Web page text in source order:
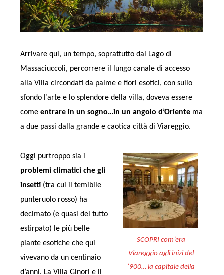
Arrivare qui, un tempo, soprattutto dal Lago di
Massaciuccoli, percorrere il lungo canale di accesso
alla Villa circondati da palme e fiori esotici, con sullo
sfondo l’arte e lo splendore della villa, doveva essere
come entrare in un sogno…in un angolo d’Orientema
a due passi dalla grande e caotica città di Viareggio.
SCOPRI com’era
Viareggio agli inizi del
‘900… la capitale della
Oggi purtroppo sia i
problemi climatici che gli
insetti(tra cui il temibile
punteruolo rosso) ha
decimato (e quasi del tutto
estirpato) le più belle
piante esotiche che qui
vivevano da un centinaio
d’anni. La Villa Ginori e il